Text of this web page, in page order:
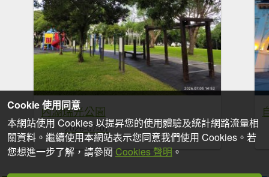
內湖瑞光公園
2026-07-07
Cookie 使用同意
本網站使用 Cookies 以提昇您的使用體驗及統計網路流量相
關資料。繼續使用本網站表示您同意我們使用 Cookies。若
您想進一步了解，請參閱 Cookies 聲明 。